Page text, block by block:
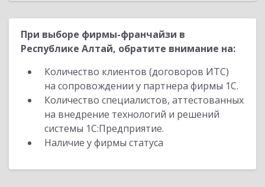
При выборе фирмы-франчайзи в
Республике Алтай, обратите внимание на:
Количество клиентов (договоров ИТС)
на сопровождении у партнера фирмы 1С.
Количество специалистов, аттестованных
на внедрение технологий и решений
системы 1С:Предприятие.
Наличие у фирмы статуса